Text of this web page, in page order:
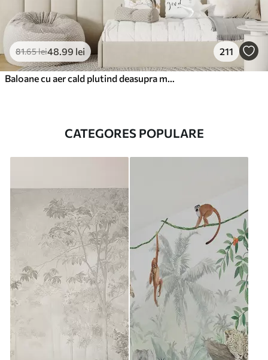
81.65lei48 .99 lei 211
CATEGORES POPULARE